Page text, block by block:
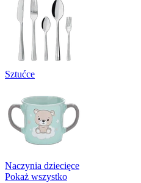
Sztućce
Naczynia dziecięce
Pokaż wszystko